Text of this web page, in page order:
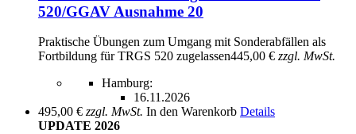
520/GGAV Ausnahme 20
Praktische Übungen zum Umgang mit Sonderabfällen als
Fortbildung für TRGS 520 zugelassen445,00 € zzgl. MwSt.
Hamburg:
16.11.2026
495,00 € zzgl. MwSt. In den Warenkorb Details
UPDATE 2026